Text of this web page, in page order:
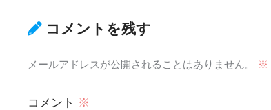
コメントを残す
メールアドレスが公開されることはありません。 ※
コメント ※